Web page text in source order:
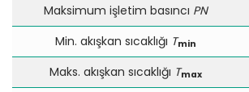
Maksimum işletim basıncı PN
Min. akışkan sıcaklığı Tmin
Maks. akışkan sıcaklığı Tmax